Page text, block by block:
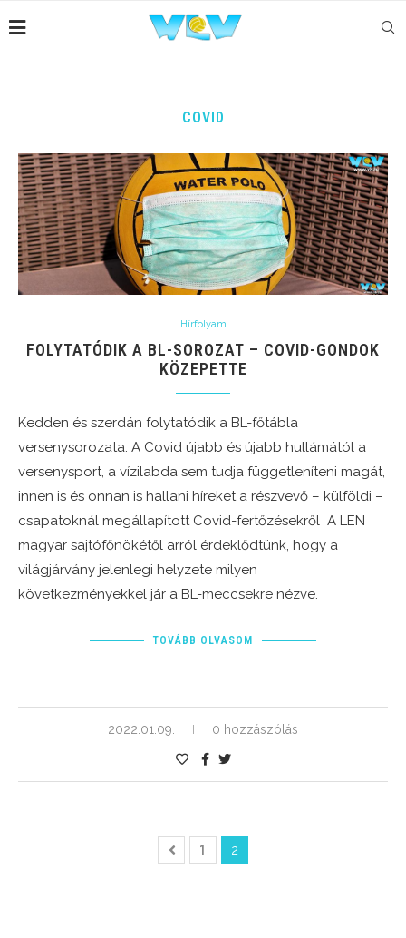
COVID
Hírfolyam
FOLYTATÓDIK A BL-SOROZAT – COVID-GONDOK
KÖZEPETTE
Kedden és szerdán folytatódik a BL-főtábla
versenysorozata. A Covid újabb és újabb hullámától a
versenysport, a vízilabda sem tudja függetleníteni magát,
innen is és onnan is hallani híreket a részvevő – külföldi –
csapatoknál megállapított Covid-fertőzésekről A LEN
magyar sajtófőnökétől arról érdeklődtünk, hogy a
világjárvány jelenlegi helyzete milyen
következményekkel jár a BL-meccsekre nézve.
TOVÁBB OLVASOM
2022.01.09. 0 hozzászólás
1 2